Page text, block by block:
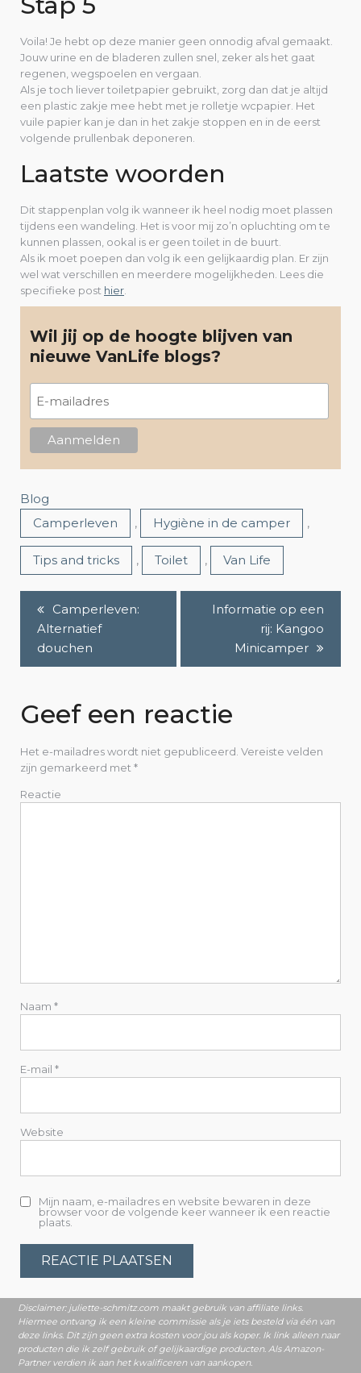
Voila! Je hebt op deze manier geen onnodig afval gemaakt.
Jouw urine en de bladeren zullen snel, zeker als het gaat
regenen, wegspoelen en vergaan.
Als je toch liever toiletpapier gebruikt, zorg dan dat je altijd
een plastic zakje mee hebt met je rolletje wcpapier. Het
vuile papier kan je dan in het zakje stoppen en in de eerst
volgende prullenbak deponeren.
Laatste woorden
Dit stappenplan volg ik wanneer ik heel nodig moet plassen
tijdens een wandeling. Het is voor mij zo’n opluchting om te
kunnen plassen, ookal is er geen toilet in de buurt.
Als ik moet poepen dan volg ik een gelijkaardig plan. Er zijn
wel wat verschillen en meerdere mogelijkheden. Lees die
specifieke post hier
Wil jij op de hoogte blijven van
nieuwe VanLife blogs?
Blog
Camperleven
, Hygiène in de camper ,
Tips and tricks , Toilet , Van Life
B
i
c
h
t
a
i
Camperleven:
Alternatief
douchen
Informatie op een
rij: Kangoo
Minicamper
Geef een reactie
Het e-mailadres wordt niet gepubliceerd. Vereiste velden
zijn gemarkeerd met *
Reactie
Naam *
E-mail *
Website
Mijn naam, e-mailadres en website bewaren in deze
browser voor de volgende keer wanneer ik een reactie
plaats.